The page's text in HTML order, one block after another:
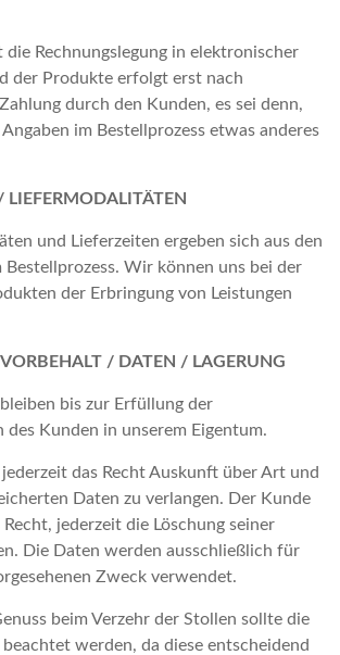
die Rechnungslegung in elektronischer
der Produkte erfolgt erst nach
durch den Kunden, es sei denn,
im Bestellprozess etwas anderes
LIEFERMODALITÄTEN
und Lieferzeiten ergeben sich aus den
Bestellprozess. Wir können uns bei der
der Erbringung von Leistungen
/ DATEN / LAGERUNG
bis zur Erfüllung der
Kunden in unserem Eigentum.
das Recht Auskunft über Art und
Daten zu verlangen. Der Kunde
jederzeit die Löschung seiner
Die Daten werden ausschließlich für
Zweck verwendet.
beim Verzehr der Stollen sollte die
werden, da diese entscheidend